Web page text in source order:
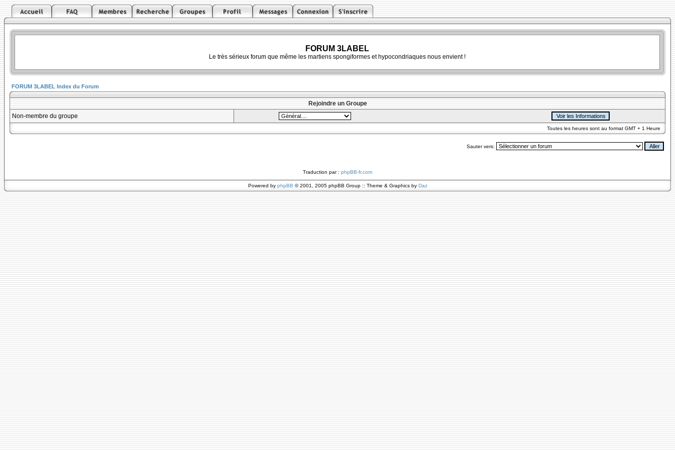
FORUM 3LABEL
Le très sérieux forum que même les martiens spongiformes et hypocondriaques nous envient !
FORUM 3LABEL Index du Forum
Rejoindre un Groupe
Non-membre du groupe
Toutes les heures sont au format GMT + 1 Heure
Sauter vers:
Traduction par : phpBB-fr.com
Powered by phpBB © 2001, 2005 phpBB Group :: Theme & Graphics by Daz